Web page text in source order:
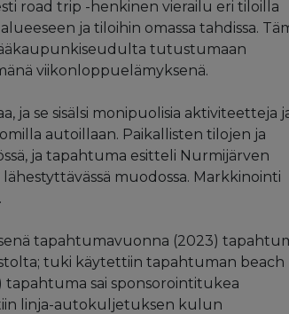
road trip -henkinen vierailu eri tiloilla
ja tiloihin omassa tahdissa.
tutustumaan
viikonloppuelämyksenä.
ja se sisälsi monipuolisia aktiviteetteja
autoillaan. Paikallisten tilojen ja
ja tapahtuma esitteli Nurmijärven
muodossa. Markkinointi
tapahtumavuonna (2023)
tuki käytettiin tapahtuman beach
tapahtuma sai sponsorointitukea
linja-autokuljetuksen kulun